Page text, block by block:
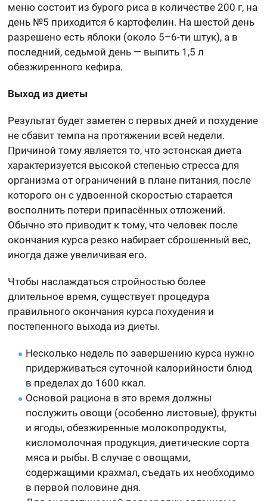
меню состоит из бурого риса в количестве 200 г, на
день №5 приходится 6 картофелин. На шестой день
разрешено есть яблоки (около 5–6-ти штук), а в
последний, седьмой день — выпить 1,5 л
обезжиренного кефира.
Выход из диеты
Результат будет заметен с первых дней и похудение
не сбавит темпа на протяжении всей недели.
Причиной тому является то, что эстонская диета
характеризуется высокой степенью стресса для
организма от ограничений в плане питания, после
которого он с удвоенной скоростью старается
восполнить потери припасённых отложений.
Обычно это приводит к тому, что человек после
окончания курса резко набирает сброшенный вес,
иногда даже увеличивая его.
Чтобы наслаждаться стройностью более
длительное время, существует процедура
правильного окончания курса похудения и
постепенного выхода из диеты.
Несколько недель по завершению курса нужно
придерживаться суточной калорийности блюд
в пределах до 1600 ккал.
Основой рациона в это время должны
послужить овощи (особенно листовые), фрукты
и ягоды, обезжиренные молокопродукты,
кисломолочная продукция, диетические сорта
мяса и рыбы. В случае с овощами,
содержащими крахмал, съедать их необходимо
в первой половине дня.